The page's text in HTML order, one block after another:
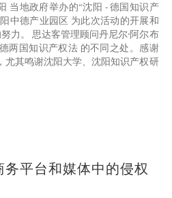
当地政府举办的“沈阳 - 德国知识产
中德产业园区 为此次活动的开展和
力。 思达客管理顾问丹尼尔·阿尔布
两国知识产权法 的不同之处。感谢
尤其鸣谢沈阳大学、沈阳知识产权研
知识产权研讨会
平台和媒体中的侵权